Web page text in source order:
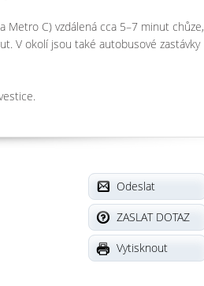
C) vzdálená cca 5–7 minut chůze,
V okolí jsou také autobusové zastávky
Odeslat
ZASLAT DOTAZ
Vytisknout